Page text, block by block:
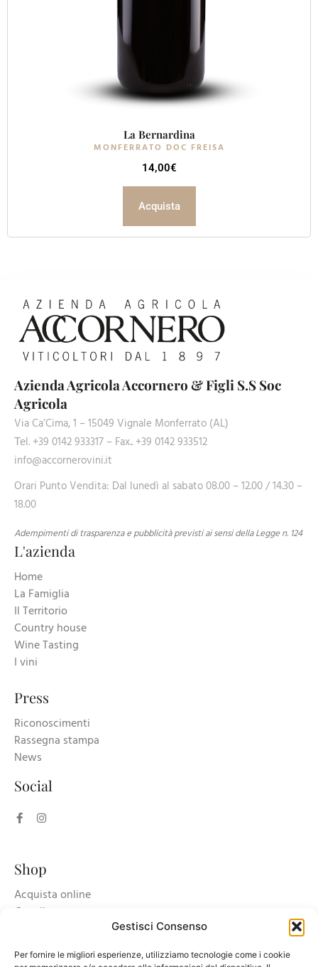
Gestisci Consenso
Per fornire le migliori esperienze, utilizziamo tecnologie come i cookie
La Bernardina
MONFERRATO DOC FREISA
14,00€
Acquista
Azienda Agricola Accornero & Figli S.S Soc
Agricola
Via Ca’Cima, 1 – 15049 Vignale Monferrato (AL)
Теl. +39 0142 933317 – Fax.. +39 0142 933512
info@accornerovini.it
Orari Punto Vendita: Dal lunedì al sabato 08.00 – 12.00 / 14.30 –
18.00
Adempimenti di trasparenza e pubblicità previsti ai sensi della Legge n. 124
L'azienda
Home
La Famiglia
Il Territorio
Country house
Wine Tasting
I vini
Press
Riconoscimenti
Rassegna stampa
News
Social
Shop
Acquista online
Carrello